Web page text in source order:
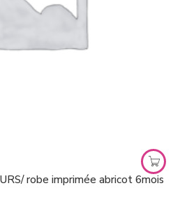
robe imprimée abricot 6mois